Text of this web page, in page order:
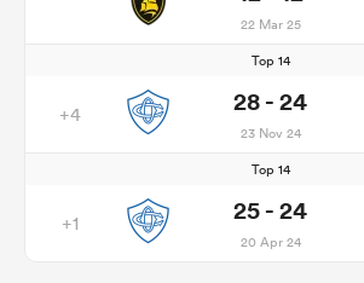
22 Mar 25
Top 14
+4 28 - 24
23 Nov 24
Top 14
+1 25 - 24
20 Apr 24